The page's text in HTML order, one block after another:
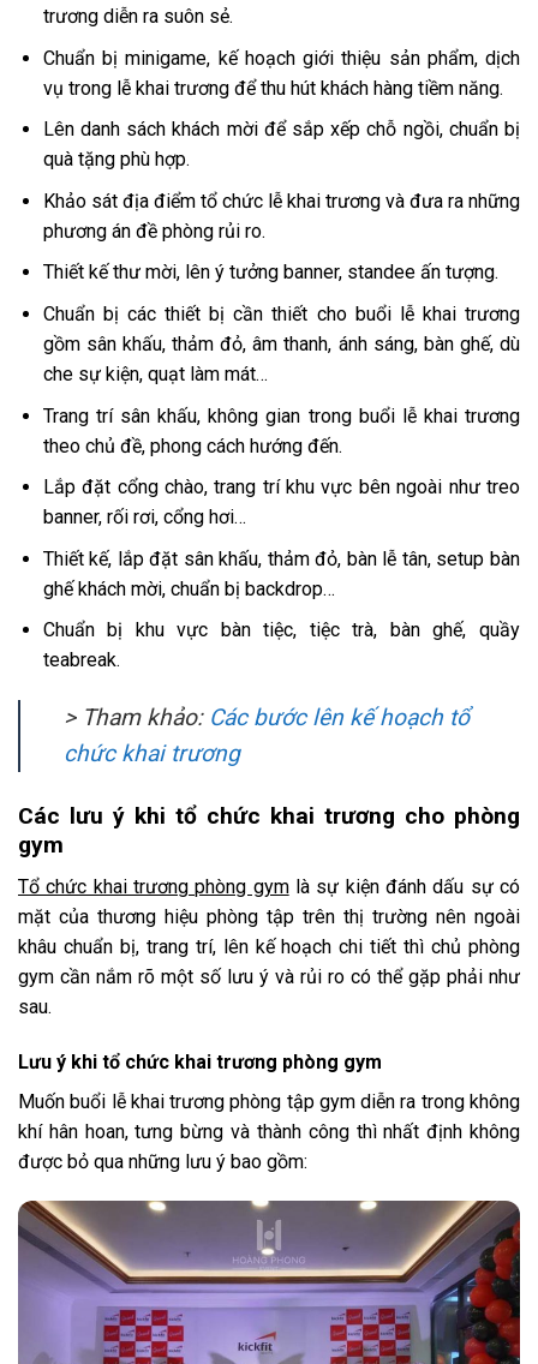
trương diễn ra suôn sẻ.
Chuẩn bị minigame, kế hoạch giới thiệu sản phẩm, dịch
vụ trong lễ khai trương để thu hút khách hàng tiềm năng.
Lên danh sách khách mời để sắp xếp chỗ ngồi, chuẩn bị
quà tặng phù hợp.
Khảo sát địa điểm tổ chức lễ khai trương và đưa ra những
phương án đề phòng rủi ro.
Thiết kế thư mời, lên ý tưởng banner, standee ấn tượng.
Chuẩn bị các thiết bị cần thiết cho buổi lễ khai trương
gồm sân khấu, thảm đỏ, âm thanh, ánh sáng, bàn ghế, dù
che sự kiện, quạt làm mát…
Trang trí sân khấu, không gian trong buổi lễ khai trương
theo chủ đề, phong cách hướng đến.
Lắp đặt cổng chào, trang trí khu vực bên ngoài như treo
banner, rối rơi, cổng hơi…
Thiết kế, lắp đặt sân khấu, thảm đỏ, bàn lễ tân, setup bàn
ghế khách mời, chuẩn bị backdrop…
Chuẩn bị khu vực bàn tiệc, tiệc trà, bàn ghế, quầy
teabreak.
> Tham khảo: Các bước lên kế hoạch tổ
chức khai trương
Các lưu ý khi tổ chức khai trương cho phòng
gym
Tổ chức khai trương phòng gymlà sự kiện đánh dấu sự có
mặt của thương hiệu phòng tập trên thị trường nên ngoài
khâu chuẩn bị, trang trí, lên kế hoạch chi tiết thì chủ phòng
gym cần nắm rõ một số lưu ý và rủi ro có thể gặp phải như
sau.
Lưu ý khi tổ chức khai trương phòng gym
Muốn buổi lễ khai trương phòng tập gym diễn ra trong không
khí hân hoan, tưng bừng và thành công thì nhất định không
được bỏ qua những lưu ý bao gồm: